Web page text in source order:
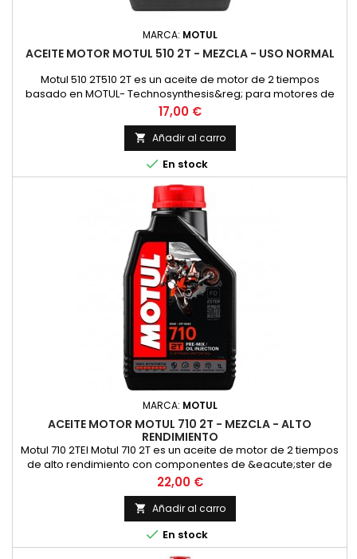
MARCA: MOTUL
ACEITE MOTOR MOTUL 510 2T - MEZCLA - USO NORMAL
Motul 510 2T510 2T es un aceite de motor de 2 tiempos
basado en MOTUL- Technosynthesis&reg; para motores de
moto modernos de 2T para esfuerzos normales en el uso
diario en todos los motores de 2 tiempos con
inyecci&oacute;n o carburador. Adecuado para la
lubricaci&oacute;n mixta y separada. Compatible con los
modernos sistemas de postratamiento de gases...
Precio
17,00 €
 Añadir al carro
 En stock
MARCA: MOTUL
ACEITE MOTOR MOTUL 710 2T - MEZCLA - ALTO
RENDIMIENTO
Motul 710 2TEl Motul 710 2T es un aceite de motor de 2 tiempos
de alto rendimiento con componentes de &eacute;ster de
alta calidad para las m&aacute;s altas exigencias en las
carreras y en la carretera en todos los motores de 2 tiempos
con inyecci&oacute;n o carburador. Adecuado para la
lubricaci&oacute;n mixta y separada. Compatible con los
modernos...
Precio
22,00 €
 Añadir al carro
 En stock